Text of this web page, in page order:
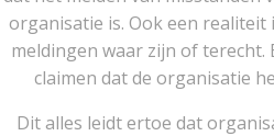
organisatie is. Ook een realiteit
meldingen waar zijn of terecht.
claimen dat de organisatie
Dit alles leidt ertoe dat